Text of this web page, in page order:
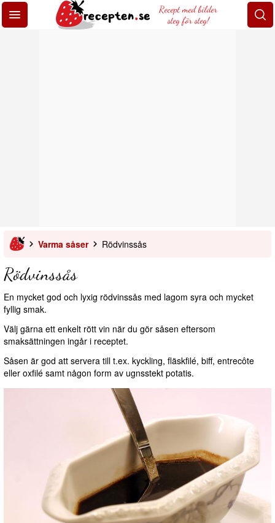
Recept med bilder
steg för steg!
Varma såser Rödvinssås
Rödvinssås
En mycket god och lyxig rödvinssås med lagom syra och mycket
fyllig smak.
Välj gärna ett enkelt rött vin när du gör såsen eftersom
smaksättningen ingår i receptet.
Såsen är god att servera till t.ex. kyckling, fläskfilé, biff, entrecôte
eller oxfilé samt någon form av ugnsstekt potatis.